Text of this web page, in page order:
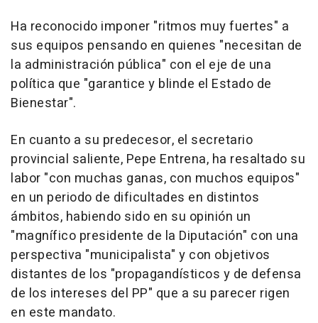
Ha reconocido imponer "ritmos muy fuertes" a
sus equipos pensando en quienes "necesitan de
la administración pública" con el eje de una
política que "garantice y blinde el Estado de
Bienestar".
En cuanto a su predecesor, el secretario
provincial saliente, Pepe Entrena, ha resaltado su
labor "con muchas ganas, con muchos equipos"
en un periodo de dificultades en distintos
ámbitos, habiendo sido en su opinión un
"magnífico presidente de la Diputación" con una
perspectiva "municipalista" y con objetivos
distantes de los "propagandísticos y de defensa
de los intereses del PP" que a su parecer rigen
en este mandato.